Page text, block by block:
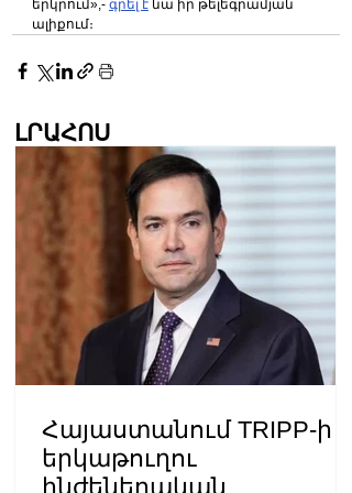
երկրում»,- գրել է նա իր թելեգրամյան
ալիքում։
ԼՐԱՀՈՍ
Հայաստանում TRIPP-ի
երկաթուղու
ինժեներական